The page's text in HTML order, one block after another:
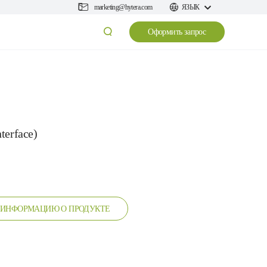
marketing@hytera.com ЯЗЫК
Оформить запрос
ИНФОРМАЦИЮ О ПРОДУКТЕ